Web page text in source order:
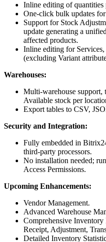
Inline editing of quantities
One-click bulk updates
Support for Stock
update generating a
affected products.
Inline editing for Services,
(excluding Variant
Warehouses:
Multi-warehouse support,
Available stock per
Export tables to CSV,
Security and Integration:
Fully embedded in
third-party processors.
No installation needed;
Access Permissions.
Upcoming Enhancements:
Vendor Management.
Advanced Warehouse
Comprehensive
Receipt, Adjustment,
Detailed Inventory